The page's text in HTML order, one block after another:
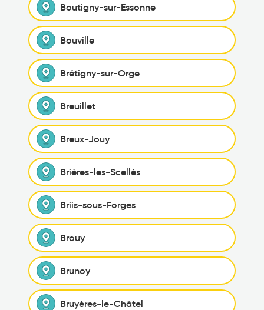
Boutigny-sur-Essonne
Bouville
Brétigny-sur-Orge
Breuillet
Breux-Jouy
Brières-les-Scellés
Briis-sous-Forges
Brouy
Brunoy
Bruyères-le-Châtel